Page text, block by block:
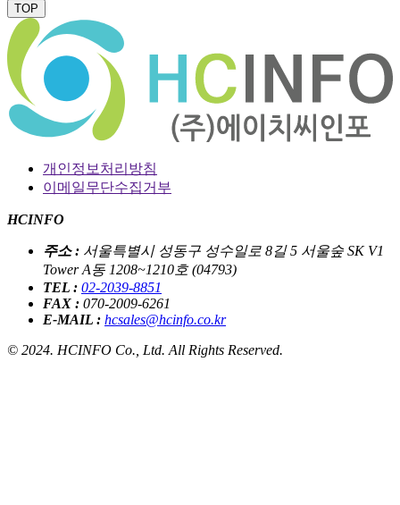
TOP
개인정보처리방침
이메일무단수집거부
HCINFO
주소 : 서울특별시 성동구 성수일로 8길 5 서울숲 SK V1
Tower A동 1208~1210호 (04793)
TEL : 02-2039-8851
FAX : 070-2009-6261
E-MAIL : hcsales@hcinfo.co.kr​
© 2024. HCINFO Co., Ltd. All Rights Reserved.